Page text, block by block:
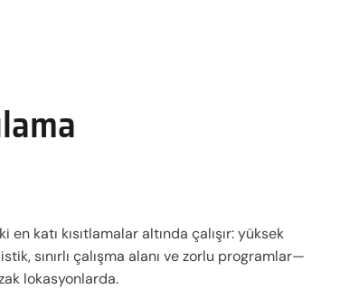
katı kısıtlamalar altında çalışır: yüksek
sınırlı çalışma alanı ve zorlu programlar—
lokasyonlarda.